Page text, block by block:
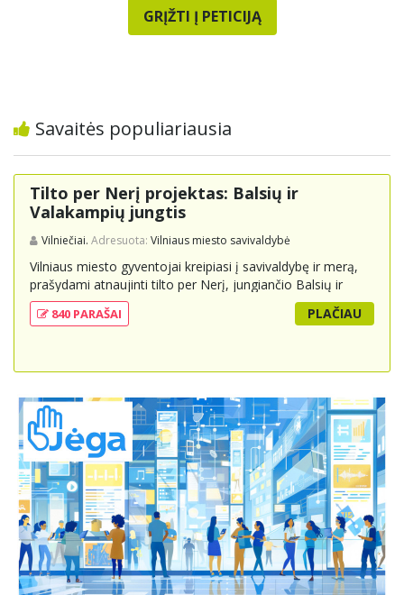
GRĮŽTI Į PETICIJĄ
Savaitės populiariausia
Tilto per Nerį projektas: Balsių ir
Valakampių jungtis
Vilniečiai. Adresuota: Vilniaus miesto savivaldybė
Vilniaus miesto gyventojai kreipiasi į savivaldybę ir merą,
prašydami atnaujinti tilto per Nerį, jungiančio Balsių ir
Valakampių kryptis, projektą ir įtraukti jį į miesto
strateginius susisiekimo planus. Šis tiltas ne tik padėtų
suteikdamas daugiau susisiekimo galimybių tiek
dviratininkams. Gyventojai ragina atlikti techninę,
ekonominę ir transporto analizę, organizuoti viešas
konsultacijas ir integruoti projektą į ilgalaikius miesto
planus, siekiant užtikrinti transporto sistemos patikimumą
ir prisitaikymą prie sparčiai augančio miesto poreikių.
840 PARAŠAI PLAČIAU